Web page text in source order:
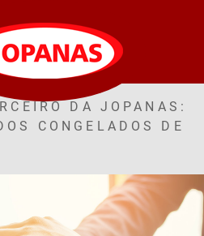
DA JOPANAS:
CONGELADOS DE